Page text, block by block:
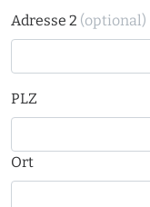
Adresse 2 (optional)
PLZ
Ort